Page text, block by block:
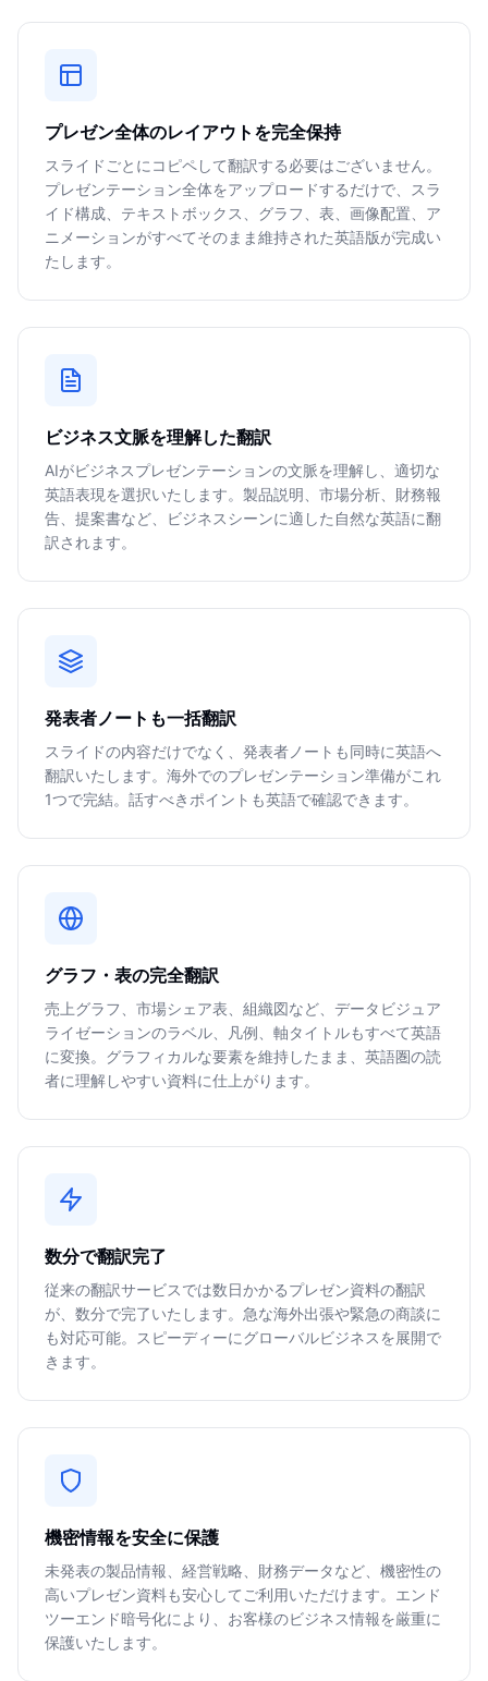
プレゼン全体のレイアウトを完全保持
スライドごとにコピペして翻訳する必要はございません。
プレゼンテーション全体をアップロードするだけで、スラ
イド構成、テキストボックス、グラフ、表、画像配置、ア
ニメーションがすべてそのまま維持された英語版が完成い
たします。
ビジネス文脈を理解した翻訳
AIがビジネスプレゼンテーションの文脈を理解し、適切な
英語表現を選択いたします。製品説明、市場分析、財務報
告、提案書など、ビジネスシーンに適した自然な英語に翻
訳されます。
発表者ノートも一括翻訳
スライドの内容だけでなく、発表者ノートも同時に英語へ
翻訳いたします。海外でのプレゼンテーション準備がこれ
1つで完結。話すべきポイントも英語で確認できます。
グラフ・表の完全翻訳
売上グラフ、市場シェア表、組織図など、データビジュア
ライゼーションのラベル、凡例、軸タイトルもすべて英語
に変換。グラフィカルな要素を維持したまま、英語圏の読
者に理解しやすい資料に仕上がります。
数分で翻訳完了
従来の翻訳サービスでは数日かかるプレゼン資料の翻訳
が、数分で完了いたします。急な海外出張や緊急の商談に
も対応可能。スピーディーにグローバルビジネスを展開で
きます。
機密情報を安全に保護
未発表の製品情報、経営戦略、財務データなど、機密性の
高いプレゼン資料も安心してご利用いただけます。エンド
ツーエンド暗号化により、お客様のビジネス情報を厳重に
保護いたします。